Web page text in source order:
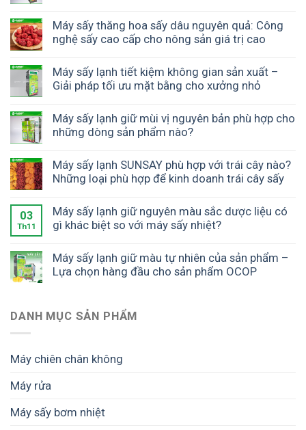
Máy sấy thăng hoa sấy dâu nguyên quả: Công
nghệ sấy cao cấp cho nông sản giá trị cao
Máy sấy lạnh tiết kiệm không gian sản xuất –
Giải pháp tối ưu mặt bằng cho xưởng nhỏ
Máy sấy lạnh giữ mùi vị nguyên bản phù hợp cho
những dòng sản phẩm nào?
Máy sấy lạnh SUNSAY phù hợp với trái cây nào?
Những loại phù hợp để kinh doanh trái cây sấy
03
Th11
Máy sấy lạnh giữ nguyên màu sắc dược liệu có
gì khác biệt so với máy sấy nhiệt?
Máy sấy lạnh giữ màu tự nhiên của sản phẩm –
Lựa chọn hàng đầu cho sản phẩm OCOP
DANH MỤC SẢN PHẨM
Máy chiên chân không
Máy rửa
Máy sấy bơm nhiệt